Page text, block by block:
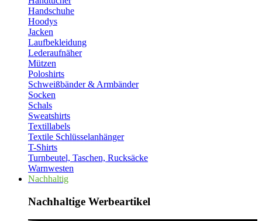
Handschuhe
Hoodys
Jacken
Laufbekleidung
Lederaufnäher
Mützen
Poloshirts
Schweißbänder & Armbänder
Socken
Schals
Sweatshirts
Textillabels
Textile Schlüsselanhänger
T-Shirts
Turnbeutel, Taschen, Rucksäcke
Warnwesten
Nachhaltig
Nachhaltige Werbeartikel​